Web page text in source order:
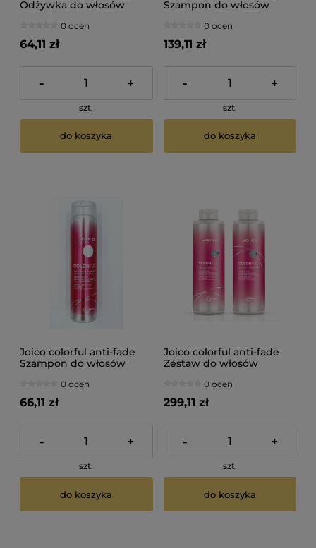
Odżywka do włosów
0 ocen
64,11 zł
- +
szt.
do koszyka
Szampon do włosów
0 ocen
139,11 zł
- +
szt.
do koszyka
Joico colorful anti-fade
Szampon do włosów
0 ocen
66,11 zł
- +
szt.
do koszyka
Joico colorful anti-fade
Zestaw do włosów
1000ml odżywka 1000ml
0 ocen
299,11 zł
- +
szt.
do koszyka